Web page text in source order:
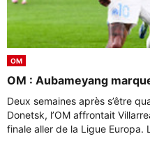
OM
OM : Aubameyang
Deux semaines après s’être
Donetsk, l’OM affrontait
finale aller de la Ligue Europa.